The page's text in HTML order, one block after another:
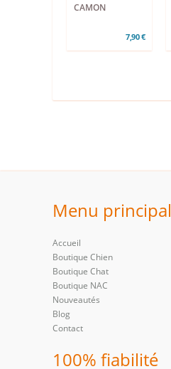
CAMON
7,90 €
Menu principal
Accueil
Boutique Chien
Boutique Chat
Boutique NAC
Nouveautés
Blog
Contact
100% fiabilité